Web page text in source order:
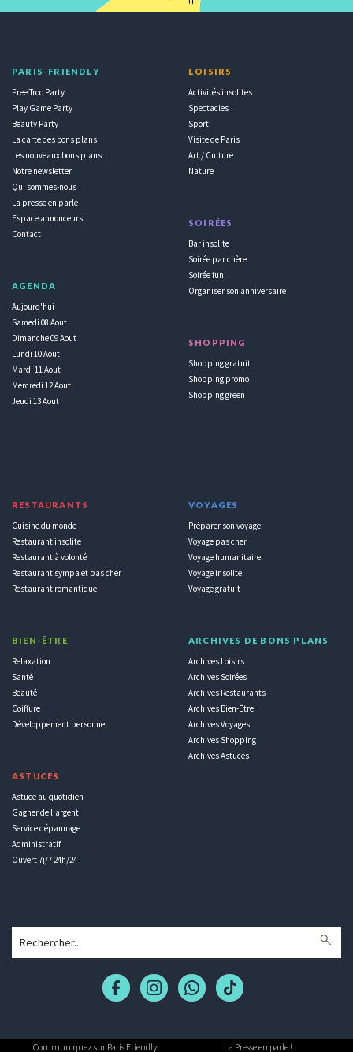
PARIS-FRIENDLY
Free Troc Party
Play Game Party
Beauty Party
La carte des bons plans
Les nouveaux bons plans
Notre newsletter
Qui sommes-nous
La presse en parle
Espace annonceurs
Contact
AGENDA
Aujourd'hui
Samedi 08 Aout
Dimanche 09 Aout
Lundi 10 Aout
Mardi 11 Aout
Mercredi 12 Aout
Jeudi 13 Aout
LOISIRS
Activités insolites
Spectacles
Sport
Visite de Paris
Art / Culture
Nature
SOIRÉES
Bar insolite
Soirée par chère
Soirée fun
Organiser son anniversaire
SHOPPING
Shopping gratuit
Shopping promo
Shopping green
RESTAURANTS
Cuisine du monde
Restaurant insolite
Restaurant à volonté
Restaurant sympa et pas cher
Restaurant romantique
BIEN-ÊTRE
Relaxation
Santé
Beauté
Coiffure
Développement personnel
ASTUCES
Astuce au quotidien
Gagner de l'argent
Service dépannage
Administratif
Ouvert 7j/7 24h/24
VOYAGES
Préparer son voyage
Voyage pas cher
Voyage humanitaire
Voyage insolite
Voyage gratuit
ARCHIVES DE BONS PLANS
Archives Loisirs
Archives Soirées
Archives Restaurants
Archives Bien-Être
Archives Voyages
Archives Shopping
Archives Astuces
Communiquez sur Paris Friendly La Presse en parle !